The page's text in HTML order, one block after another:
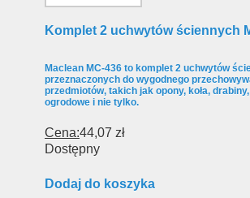
Komplet 2 uchwytów ściennych
Maclean MC-436 to komplet 2 uchwytów
przeznaczonych do wygodnego
przedmiotów, takich jak opony, koła,
ogrodowe i nie tylko.
Cena:44,07 zł
Dostępny
Dodaj do koszyka